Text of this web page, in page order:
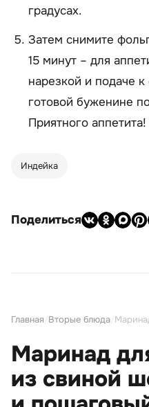
градусах.
Затем снимите
15 минут – для
нарезкой и подаче к
готовой буженине
Приятного аппетита!
Индейка
Поделиться
Главная Вторые блюда
Маринад
из свиной